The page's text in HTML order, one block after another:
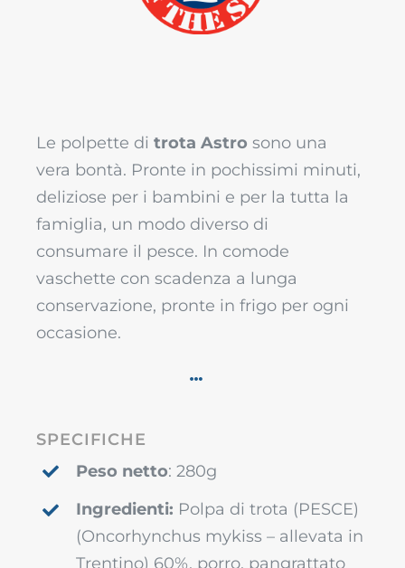
sostenibile
Le polpette ditrota Astro sono una
vera bontà. Pronte in pochissimi minuti,
deliziose per i bambini e per la tutta la
famiglia, un modo diverso di
consumare il pesce. In comode
vaschette con scadenza a lunga
conservazione, pronte in frigo per ogni
occasione.
SPECIFICHE
Peso netto: 280g
Ingredienti: Polpa di trota (PESCE)
(Oncorhynchus mykiss – allevata in
Trentino) 60%, porro, pangrattato